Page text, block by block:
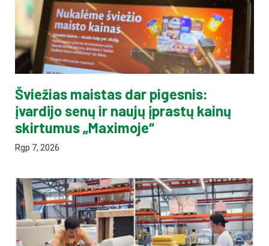
Šviežias maistas dar pigesnis:
įvardijo senų ir naujų įprastų kainų
skirtumus „Maximoje“
Rgp 7, 2026